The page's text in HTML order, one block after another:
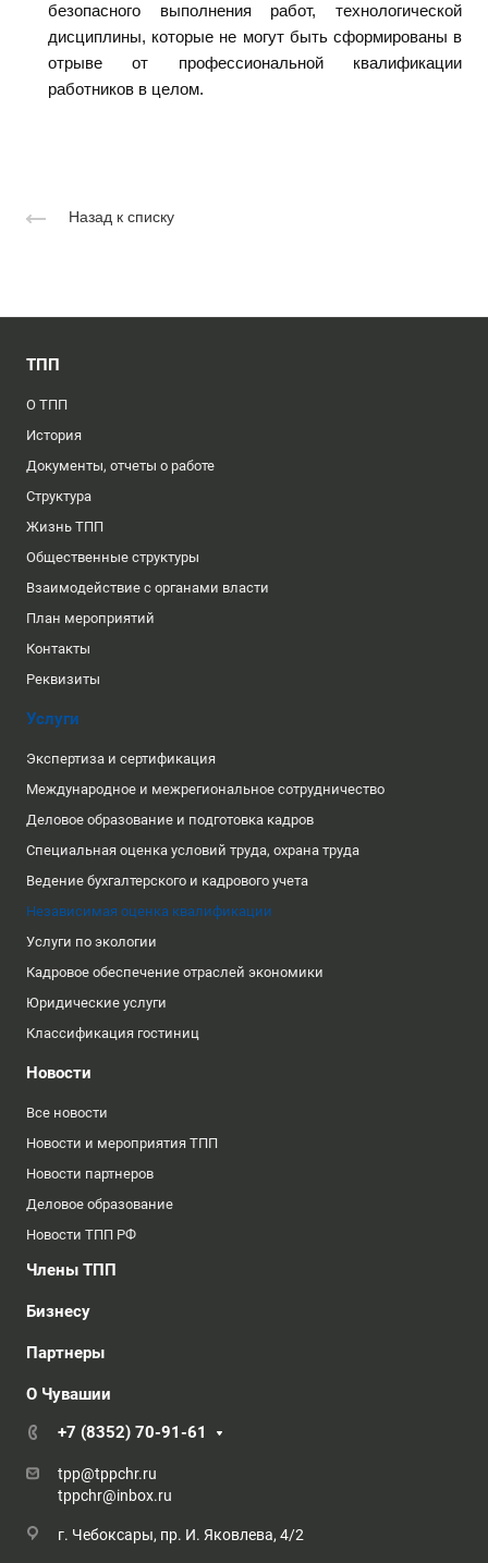
безопасного выполнения работ, технологической
дисциплины, которые не могут быть сформированы в
отрыве от профессиональной квалификации
работников в целом.
Назад к списку
ТПП
О ТПП
История
Документы, отчеты о работе
Структура
Жизнь ТПП
Общественные структуры
Взаимодействие с органами власти
План мероприятий
Контакты
Реквизиты
Услуги
Экспертиза и сертификация
Международное и межрегиональное сотрудничество
Деловое образование и подготовка кадров
Специальная оценка условий труда, охрана труда
Ведение бухгалтерского и кадрового учета
Независимая оценка квалификации
Услуги по экологии
Кадровое обеспечение отраслей экономики
Юридические услуги
Классификация гостиниц
Новости
Все новости
Новости и мероприятия ТПП
Новости партнеров
Деловое образование
Новости ТПП РФ
Члены ТПП
Бизнесу
Партнеры
О Чувашии
+7 (8352) 70-91-61
tpp@tppchr.ru
tppchr@inbox.ru
г. Чебоксары, пр. И. Яковлева, 4/2